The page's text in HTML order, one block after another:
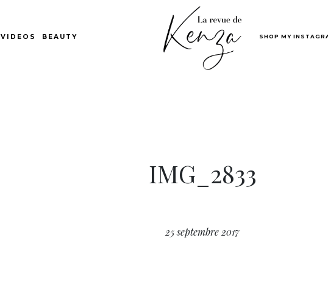
VIDEOS BEAUTY SHOP MY
IMG_2833
25 septembre 2017